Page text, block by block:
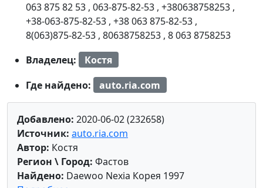
063 875 82 53 , 063-875-82-53 , +380638758253 ,
+38-063-875-82-53 , +38 063 875-82-53 ,
8(063)875-82-53 , 80638758253 , 8 063 8758253
Владелец:
Костя
Где найдено:
auto.ria.com
Добавлено: 2020-06-02 (232658)
Источник: auto.ria.com
Автор: Костя
Регион \ Город: Фастов
Найдено: Daewoo Nexia Корея 1997